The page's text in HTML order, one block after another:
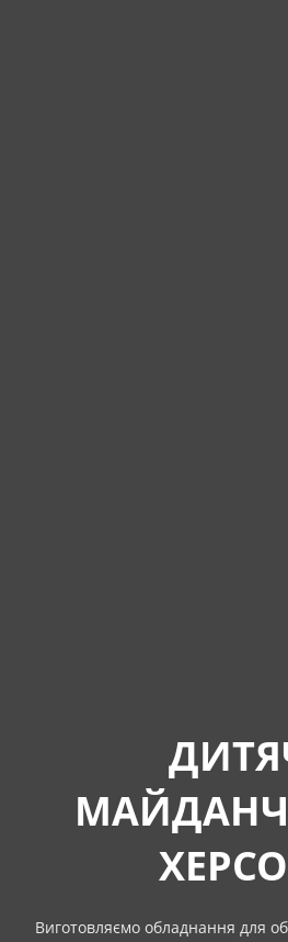
Виготовляємо обладнання для